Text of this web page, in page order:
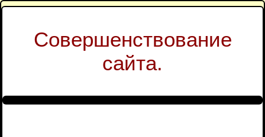
Совершенствование
сайта.